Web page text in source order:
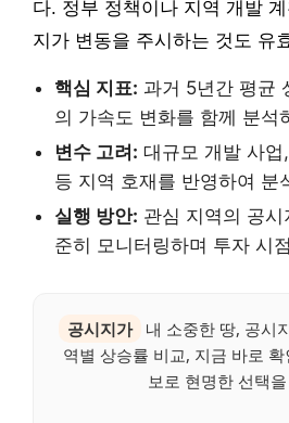
다. 정부 정책이나 지역 개발
지가 변동을 주시하는 것도 유
핵심 지표: 과거 5년간 평균
의 가속도 변화를 함께 분석
변수 고려: 대규모 개발 사
등 지역 호재를 반영하여 분
실행 방안: 관심 지역의 공
준히 모니터링하며 투자 시
공시지가
내 소중한 땅, 공시
역별 상승률 비교, 지금 바로
보로 현명한 선택